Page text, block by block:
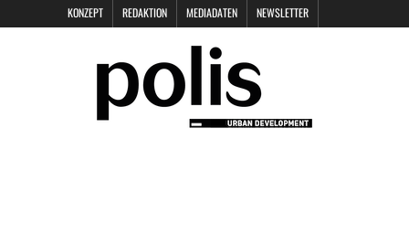
KONZEPT REDAKTION MEDIADATEN NEWSLETTER
DATENSCHUTZ